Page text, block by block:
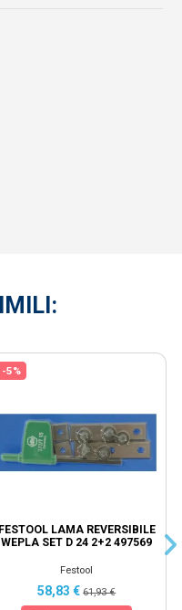
-5%
FESTOOL LAMA REVERSIBILE
WEPLA SET D 24 2+2 497569
Festool
58,83 €61,93 €